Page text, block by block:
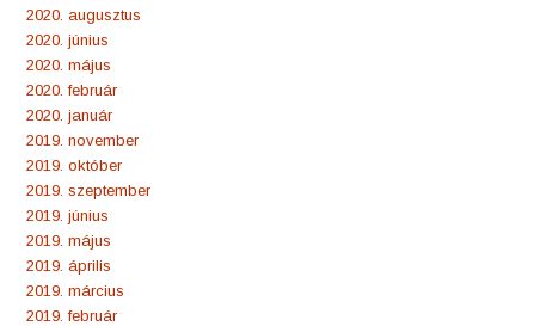
2020. augusztus
2020. június
2020. május
2020. február
2020. január
2019. november
2019. október
2019. szeptember
2019. június
2019. május
2019. április
2019. március
2019. február